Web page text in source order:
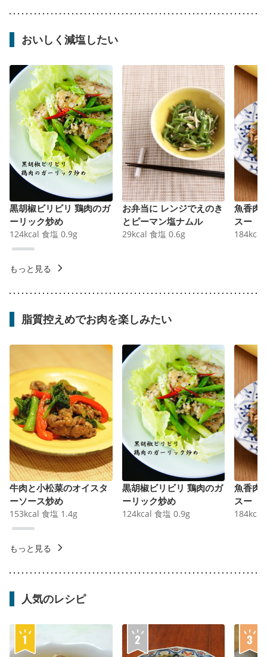
おいしく減塩したい
黒胡椒ビリビリ 鶏肉のガ
ーリック炒め
124kcal 食塩 0.9g
お弁当に レンジでえのき
とピーマン塩ナムル
29kcal 食塩 0.6g
魚香肉
スー
184kcal
もっと見る
脂質控えめでお肉を楽しみたい
牛肉と小松菜のオイスタ
ーソース炒め
153kcal 食塩 1.4g
黒胡椒ビリビリ 鶏肉のガ
ーリック炒め
124kcal 食塩 0.9g
魚香肉
スー
184kcal
もっと見る
人気のレシピ